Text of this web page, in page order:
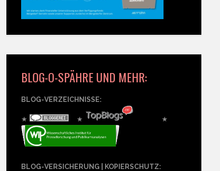
BLOG-O-SPÄHRE UND MEHR:
BLOG-VERZEICHNISSE:
★ ★ ★
BLOG-VERSICHERUNG | KOPIERSCHUTZ: